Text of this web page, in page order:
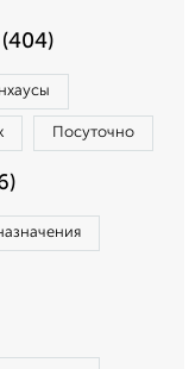
Посуточно